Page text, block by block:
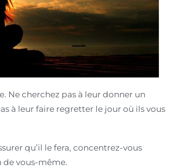
Ne cherchez pas à leur donner un
à leur faire regretter le jour où ils vous
qu’il le fera, concentrez-vous
vous-même.